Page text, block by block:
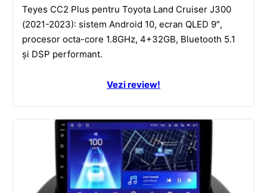
Teyes CC2 Plus pentru Toyota Land Cruiser J300
(2021-2023): sistem Android 10, ecran QLED 9″,
procesor octa-core 1.8GHz, 4+32GB, Bluetooth 5.1
și DSP performant.
Vezi review!